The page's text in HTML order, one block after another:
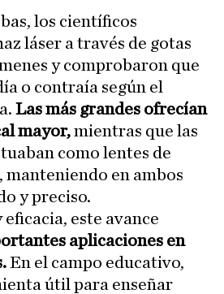
los científicos
láser a través de gotas
y comprobaron que
o contraía según el
Las más grandes ofrecían
mayor,mientras que las
como lentes de
manteniendo en ambos
y preciso.
este avance
aplicaciones en
En el campo educativo,
útil para enseñar